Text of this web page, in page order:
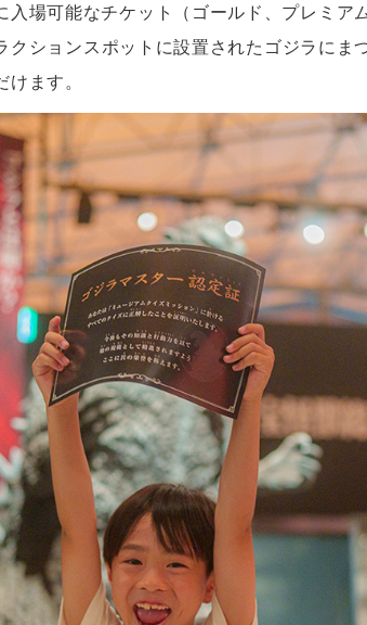
場可能なチケット（ゴールド、プレミア
クションスポットに設置されたゴジラに
ます。